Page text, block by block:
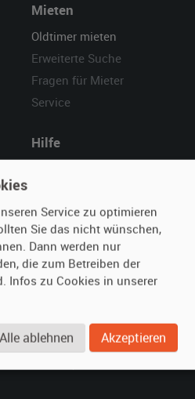
Mieten
Oldtimer mieten
Erweiterte Suche
Fragen für Mieter
Service
Hilfe
Kontakt
Service zu optimieren
Sie das nicht wünschen,
Dann werden nur
die zum Betreiben der
Infos zu Cookies in unserer
Alle ablehnen Akzeptieren